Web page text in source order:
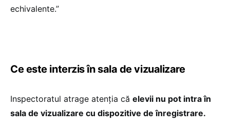
echivalente.”
Ce este interzis în sala de vizualizare
Inspectoratul atrage atenția că elevii nu pot intra în
sala de vizualizare cu dispozitive de înregistrare.